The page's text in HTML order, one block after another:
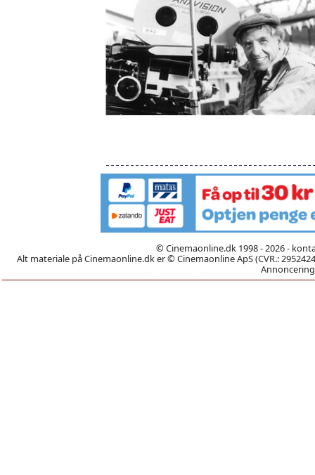
© Cinemaonline.dk 1998 - 2026 -
Alt materiale på Cinemaonline.dk er © Cinemaonline ApS (CVR.: